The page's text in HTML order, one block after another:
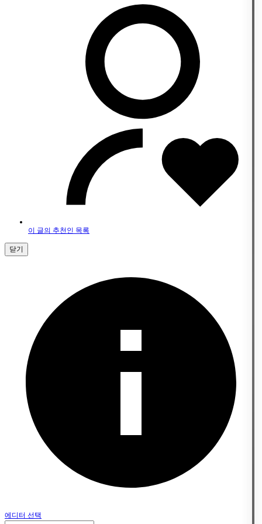
이 글의 추천인 목록
닫기
에디터 선택